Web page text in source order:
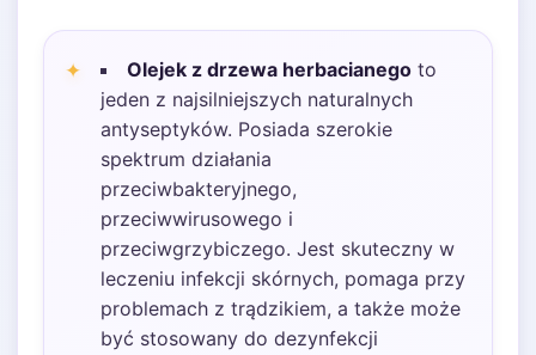
Olejek z drzewa herbacianego to
jeden z najsilniejszych naturalnych
antyseptyków. Posiada szerokie
spektrum działania
przeciwbakteryjnego,
przeciwwirusowego i
przeciwgrzybiczego. Jest skuteczny w
leczeniu infekcji skórnych, pomaga przy
problemach z trądzikiem, a także może
być stosowany do dezynfekcji